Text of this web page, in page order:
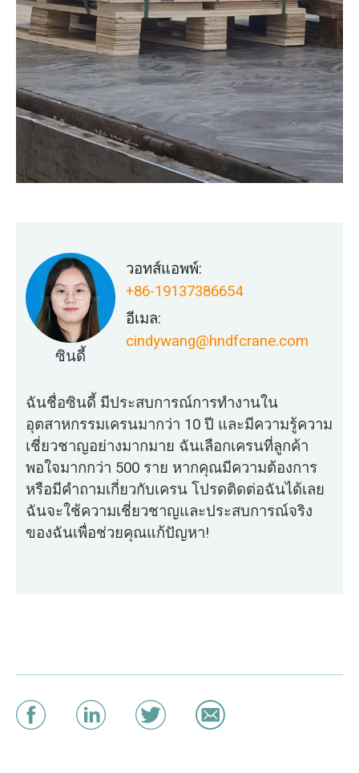
ซินดี้
วอทส์แอพพ์:
+86-19137386654
อีเมล:
cindywang@hndfcrane.com
ฉันชื่อซินดี้ มีประสบการณ์การทำงานใน
อุตสาหกรรมเครนมากว่า 10 ปี และมีความรู้ความ
เชี่ยวชาญอย่างมากมาย ฉันเลือกเครนที่ลูกค้า
พอใจมากกว่า 500 ราย หากคุณมีความต้องการ
หรือมีคำถามเกี่ยวกับเครน โปรดติดต่อฉันได้เลย
ฉันจะใช้ความเชี่ยวชาญและประสบการณ์จริง
ของฉันเพื่อช่วยคุณแก้ปัญหา!